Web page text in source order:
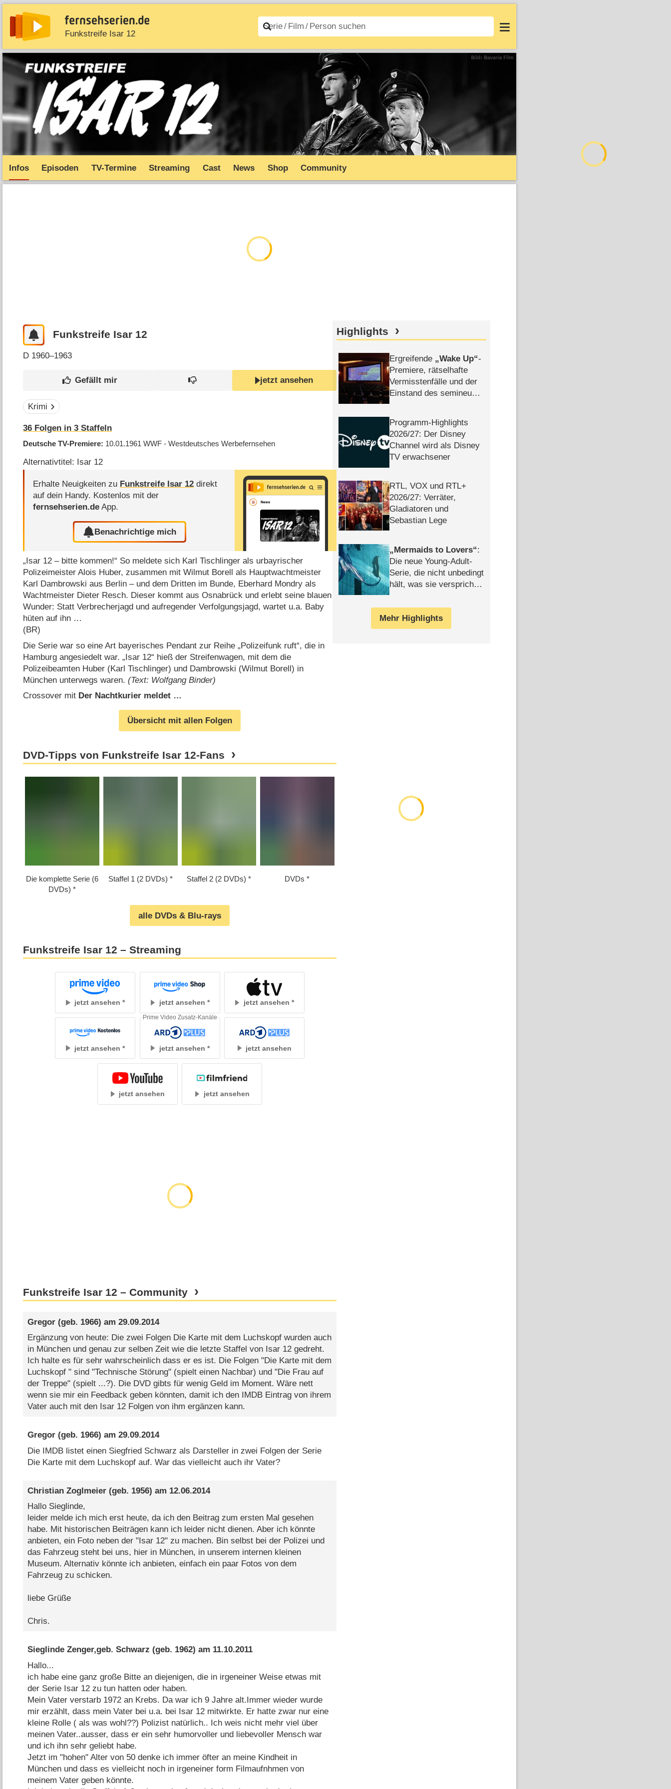
Funkstreife Isar 12
News Entdecken Streaming Filme A–Z Login
Infos Episoden TV-Termine Streaming Cast News Shop Community
Funkstreife Isar 12
D 1960–1963
jetzt ansehen
Krimi
36 Folgen in3 Staffeln
Deutsche TV-Premiere 10.01.1961WWF - Westdeutsches Werbefernsehen
Alternativtitel: Isar 12
Erhalte Neuigkeiten zu Funkstreife Isar 12 direkt
auf dein Handy. Kostenlos mit der
fernsehserien.de App.
Benachrichtige mich
„Isar 12 – bitte kommen!“ So meldete sich Karl Tischlinger als urbayrischer
Polizeimeister Alois Huber, zusammen mit Wilmut Borell als Hauptwachtmeister
Karl Dambrowski aus Berlin – und dem Dritten im Bunde, Eberhard Mondry als
Wachtmeister Dieter Resch. Dieser kommt aus Osnabrück und erlebt seine blauen
Wunder: Statt Verbrecherjagd und aufregender Verfolgungsjagd, wartet u.a. Baby
hüten auf ihn …
(BR)
Die Serie war so eine Art bayerisches Pendant zur Reihe „Polizeifunk ruft“, die in
Hamburg angesiedelt war. „Isar 12“ hieß der Streifenwagen, mit dem die
Polizeibeamten Huber (Karl Tischlinger) und Dambrowski (Wilmut Borell) in
München unterwegs waren.(Text: Wolfgang Binder)
Crossover mit Der Nachtkurier meldet …
Übersicht mit allen Folgen
DVD-Tipps von Funkstreife Isar 12-Fans
Die komplette Serie (6
DVDs)
Staffel 1 (2 DVDs) Staffel 2 (2 DVDs) DVDs
alle DVDs & Blu-rays
Funkstreife Isar 12 – Streaming
jetzt ansehen jetzt ansehen jetzt ansehen
jetzt ansehen jetzt ansehen
Prime Video Zusatz-Kanäle
jetzt ansehen
jetzt ansehen jetzt ansehen
Funkstreife Isar 12 – Community
Gregor(geb. 1966) am 29.09.2014
Ergänzung von heute: Die zwei Folgen Die Karte mit dem Luchskopf wurden auch
in München und genau zur selben Zeit wie die letzte Staffel von Isar 12 gedreht.
Ich halte es für sehr wahrscheinlich dass er es ist. Die Folgen "Die Karte mit dem
Luchskopf " sind "Technische Störung" (spielt einen Nachbar) und "Die Frau auf
der Treppe" (spielt ...?). Die DVD gibts für wenig Geld im Moment. Wäre nett
wenn sie mir ein Feedback geben könnten, damit ich den IMDB Eintrag von ihrem
Vater auch mit den Isar 12 Folgen von ihm ergänzen kann.
Gregor(geb. 1966) am 29.09.2014
Die IMDB listet einen Siegfried Schwarz als Darsteller in zwei Folgen der Serie
Die Karte mit dem Luchskopf auf. War das vielleicht auch ihr Vater?
Christian Zoglmeier(geb. 1956) am 12.06.2014
Hallo Sieglinde,
leider melde ich mich erst heute, da ich den Beitrag zum ersten Mal gesehen
habe. Mit historischen Beiträgen kann ich leider nicht dienen. Aber ich könnte
anbieten, ein Foto neben der "Isar 12" zu machen. Bin selbst bei der Polizei und
das Fahrzeug steht bei uns, hier in München, in unserem internen kleinen
Museum. Alternativ könnte ich anbieten, einfach ein paar Fotos von dem
Fahrzeug zu schicken.
liebe Grüße
Chris.
Sieglinde Zenger,geb. Schwarz (geb. 1962) am 11.10.2011
Hallo...
ich habe eine ganz große Bitte an diejenigen, die in irgeneiner Weise etwas mit
der Serie Isar 12 zu tun hatten oder haben.
Mein Vater verstarb 1972 an Krebs. Da war ich 9 Jahre alt.Immer wieder wurde
mir erzählt, dass mein Vater bei u.a. bei Isar 12 mitwirkte. Er hatte zwar nur eine
kleine Rolle ( als was wohl??) Polizist natürlich.. Ich weis nicht mehr viel über
meinen Vater..ausser, dass er ein sehr humorvoller und liebevoller Mensch war
und ich ihn sehr geliebt habe.
Jetzt im "hohen" Alter von 50 denke ich immer öfter an meine Kindheit in
München und dass es vielleicht noch in irgeneiner form Filmaufnhmen von
meinem Vater geben könnte.
Highlights
Ergreifende Wake Up -
Premiere, rätselhafte
Vermisstenfälle und der
Einstand des semineuen
Programm-Highlights
2026/​27: Der Disney
Channel wird als Disney
TV erwachsener
RTL, VOX und RTL+
2026/​27: Verräter,
Gladiatoren und
Sebastian Lege
Mermaids to Lovers :
Die neue Young-Adult-
Serie, die nicht unbedingt
hält, was sie verspricht –
Mehr Highlights